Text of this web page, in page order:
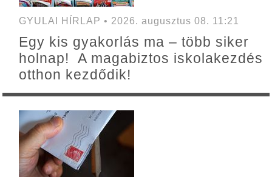
GYULAI HÍRLAP • 2026. augusztus 08. 11:21
Egy kis gyakorlás ma – több siker
holnap! A magabiztos iskolakezdés
otthon kezdődik!